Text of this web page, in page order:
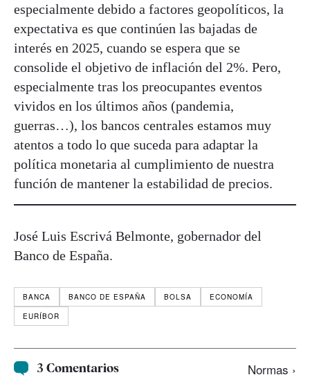
especialmente debido a factores geopolíticos, la
expectativa es que continúen las bajadas de
interés en 2025, cuando se espera que se
consolide el objetivo de inflación del 2%. Pero,
especialmente tras los preocupantes eventos
vividos en los últimos años (pandemia,
guerras…), los bancos centrales estamos muy
atentos a todo lo que suceda para adaptar la
política monetaria al cumplimiento de nuestra
función de mantener la estabilidad de precios.
José Luis Escrivá Belmonte, gobernador del
Banco de España.
BANCA BANCO DE ESPAÑA BOLSA
ECONOMÍA
EURÍBOR
3 Comentarios Normas ›